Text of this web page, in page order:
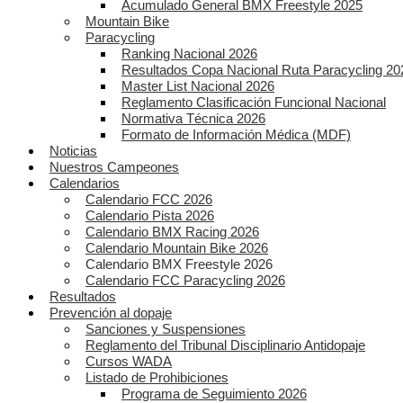
Acumulado General BMX Freestyle 2025
Mountain Bike
Paracycling
Ranking Nacional 2026
Resultados Copa Nacional Ruta Paracycling
Master List Nacional 2026
Reglamento Clasificación Funcional Nacional
Normativa Técnica 2026
Formato de Información Médica (MDF)
Noticias
Nuestros Campeones
Calendarios
Calendario FCC 2026
Calendario Pista 2026
Calendario BMX Racing 2026
Calendario Mountain Bike 2026
Calendario BMX Freestyle 2026
Calendario FCC Paracycling 2026
Resultados
Prevención al dopaje
Sanciones y Suspensiones
Reglamento del Tribunal Disciplinario Antidopaje
Cursos WADA
Listado de Prohibiciones
Programa de Seguimiento 2026